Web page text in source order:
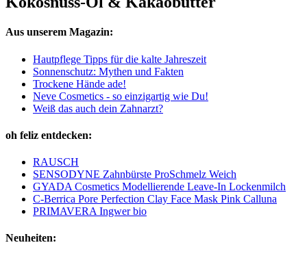
Aus unserem Magazin:
Hautpflege Tipps für die kalte Jahreszeit
Sonnenschutz: Mythen und Fakten
Trockene Hände ade!
Neve Cosmetics - so einzigartig wie Du!
Weiß das auch dein Zahnarzt?
oh feliz entdecken:
RAUSCH
SENSODYNE Zahnbürste ProSchmelz Weich
GYADA Cosmetics Modellierende Leave-In Lockenmilch
C-Berrica Pore Perfection Clay Face Mask Pink Calluna
PRIMAVERA Ingwer bio
Neuheiten: